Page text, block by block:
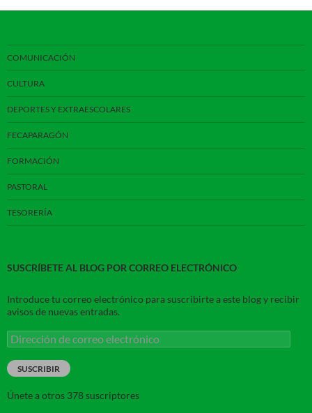
COMUNICACIÓN
CULTURA
DEPORTES Y EXTRAESCOLARES
FECAPARAGÓN
FORMACIÓN
PASTORAL
TESORERÍA
SUSCRÍBETE AL BLOG POR CORREO ELECTRÓNICO
Introduce tu correo electrónico para suscribirte a este blog y recibir
avisos de nuevas entradas.
Dirección
de
correo
electrónico
SUSCRIBIR
Únete a otros 378 suscriptores